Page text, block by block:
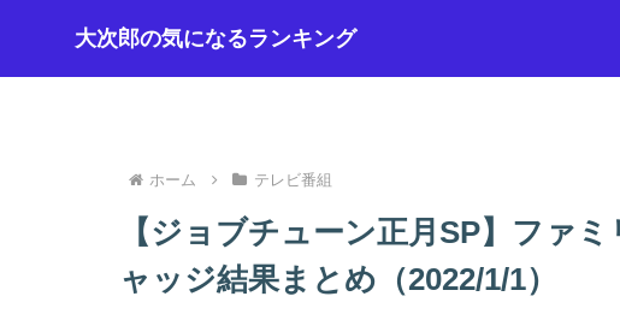
大次郎の気になるランキング
ホーム テレビ番組
【ジョブチューン正月SP】ファ
ャッジ結果まとめ（2022/1/1）